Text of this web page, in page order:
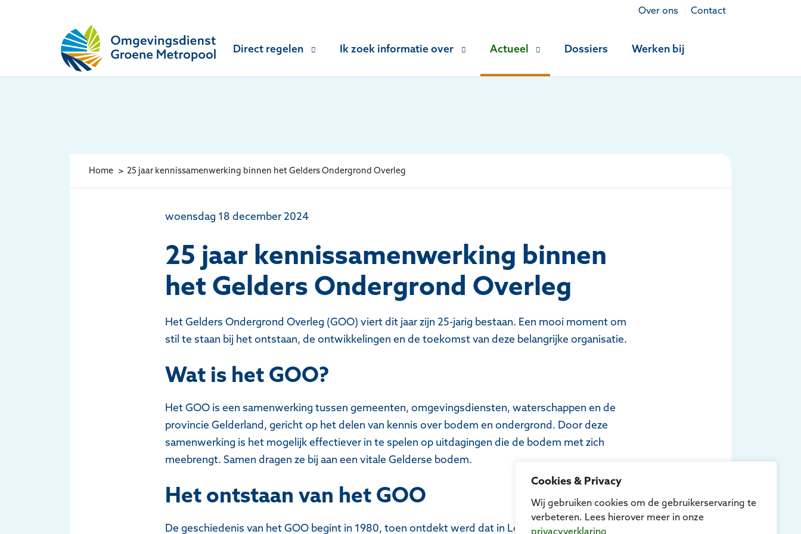
Cookies & Privacy
Wij gebruiken cookies om de gebruikerservaring te
verbeteren. Lees hierover meer in onze
privacyverklaring
Over ons Contact
Omgevingsdienst Groene Metropool
Direct regelen
Ik zoek informatie over Actueel Dossiers Werken bij
Home 25 jaar kennissamenwerking binnen het Gelders Ondergrond Overleg
woensdag 18 december 2024
25 jaar kennissamenwerking binnen
het Gelders Ondergrond Overleg
Het Gelders Ondergrond Overleg (GOO) viert dit jaar zijn 25-jarig bestaan. Een mooi moment om
stil te staan bij het ontstaan, de ontwikkelingen en de toekomst van deze belangrijke organisatie.
Wat is het GOO?
Het GOO is een samenwerking tussen gemeenten, omgevingsdiensten, waterschappen en de
provincie Gelderland, gericht op het delen van kennis over bodem en ondergrond. Door deze
samenwerking is het mogelijk effectiever in te spelen op uitdagingen die de bodem met zich
meebrengt. Samen dragen ze bij aan een vitale Gelderse bodem.
Het ontstaan van het GOO
De geschiedenis van het GOO begint in 1980, toen ontdekt werd dat in Lekkerkerk een